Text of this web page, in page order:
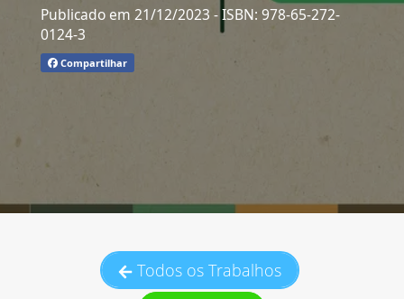
Publicado em 21/12/2023 - ISBN: 978-65-272-
0124-3
Compartilhar
Todos os Trabalhos